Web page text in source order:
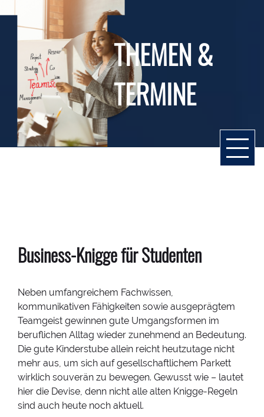
THEMEN &
TERMINE
Business-Knigge für Studenten
Neben umfangreichem Fachwissen,
kommunikativen Fähigkeiten sowie ausgeprägtem
Teamgeist gewinnen gute Umgangsformen im
beruflichen Alltag wieder zunehmend an Bedeutung.
Die gute Kinderstube allein reicht heutzutage nicht
mehr aus, um sich auf gesellschaftlichem Parkett
wirklich souverän zu bewegen. Gewusst wie – lautet
hier die Devise, denn nicht alle alten Knigge-Regeln
sind auch heute noch aktuell.